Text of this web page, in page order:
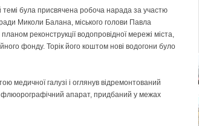
була присвячена робоча нарада за участю
Миколи Балана, міського голови Павла
реконструкції водопровідної мережі міста,
фонду. Торік його коштом нові водогони було
медичної галузі і оглянув відремонтований
апарат, придбаний у межах